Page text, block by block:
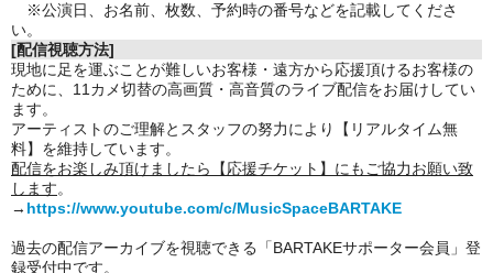
※公演日、お名前、枚数、予約時の番号などを記載してくださ
い。
[配信視聴方法]
現地に足を運ぶことが難しいお客様・遠方から応援頂けるお客様の
ために、11カメ切替の高画質・高音質のライブ配信をお届けしてい
ます。
アーティストのご理解とスタッフの努力により【リアルタイム無
料】を維持しています。
配信をお楽しみ頂けましたら【応援チケット】にもご協力お願い致
します。
→ https://www.youtube.com/c/MusicSpaceBARTAKE
過去の配信アーカイブを視聴できる「BARTAKEサポーター会員」登
録受付中です。